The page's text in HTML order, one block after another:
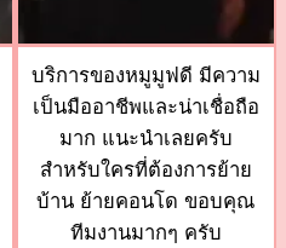
บริการของหมูมูฟดี มีความ
เป็นมืออาชีพและน่าเชื่อถือ
มาก แนะนำเลยครับ
สำหรับใครที่ต้องการย้าย
บ้าน ย้ายคอนโด ขอบคุณ
ทีมงานมากๆ ครับ